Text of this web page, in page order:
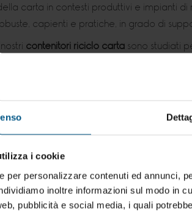
i cookie
per personalizzare contenuti ed annunci,
inoltre informazioni sul modo in
pubblicità e social media, i quali
carta in contesti produttivi e impianti di
capienti e pratiche, in grado di
contenitori riciclo carta sono studiati
che necessitano di strutture affidabili per